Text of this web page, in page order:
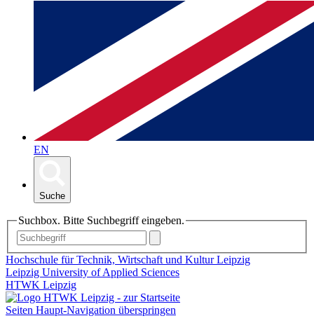
EN
Suche
Suchbox. Bitte Suchbegriff eingeben.
Hochschule für Technik, Wirtschaft und Kultur Leipzig
Leipzig University of Applied Sciences
HTWK Leipzig
Seiten Haupt-Navigation überspringen